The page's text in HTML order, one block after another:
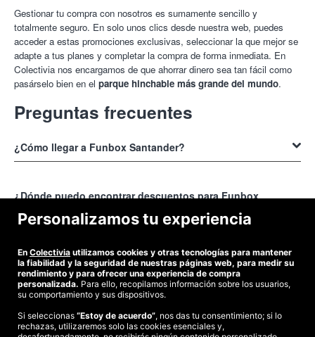
Gestionar tu compra con nosotros es sumamente sencillo y
totalmente seguro. En solo unos clics desde nuestra web, puedes
acceder a estas promociones exclusivas, seleccionar la que mejor se
adapte a tus planes y completar la compra de forma inmediata. En
Colectivia nos encargamos de que ahorrar dinero sea tan fácil como
pasárselo bien en el parque hinchable más grande del mundo.
Preguntas frecuentes
¿Cómo llegar a Funbox Santander?
la comodidad de todos los visitantes. Para que llegues sin perderte,
aquí en Colectivia hemos preparado una guía completa con la
dirección exacta y un mapa interactivo actualizado. Esta herramienta
coche, e incluso te indicará las zonas de aparcamiento más cercanas
para que tu planning de diversión no sufra ningún contratiempo.
¿Dónde puedo encontrar descuentos para Funbox
Santander?
es Colectivia. Nosotros somos tu aliado en el ahorro y nos
especializamos en localizar y ofrecerte las promociones más
interesantes para planes de ocio como este. Trabajamos directamente
con nuestros clientes para conseguir condiciones especiales que no
siempre están disponibles en la taquilla física, poniéndolas a tu
alcance de forma rápida y centralizada.
¿A qué hora se puede entrar a Funbox Santander?
Los horarios de Funbox Santander
pases de
De lunes a viernes, el parque abre sus puertas por la tarde. Los
©2026 Colectivia
Personalizamos tu experiencia
En Colectivia utilizamos cookies y otras tecnologías para mantener
la fiabilidad y la seguridad de nuestras páginas web, para medir su
rendimiento y para ofrecer una experiencia de compra
personalizada. Para ello, recopilamos información sobre los usuarios,
su comportamiento y sus dispositivos.
Si seleccionas “Estoy de acuerdo”, nos das tu consentimiento; si lo
rechazas, utilizaremos solo las cookies esenciales y,